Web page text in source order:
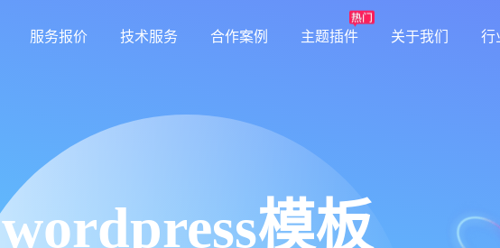
服务报价 技术服务 合作案例 主题插件 关于我们 行
wordpress模板